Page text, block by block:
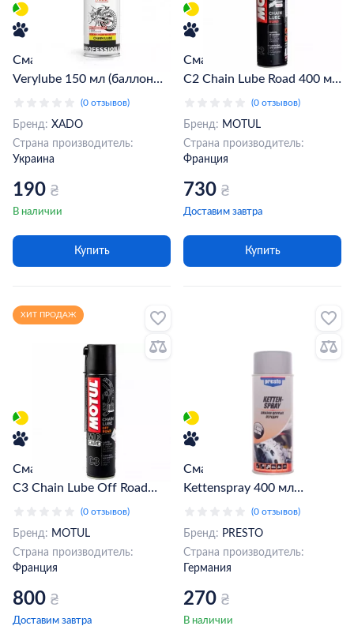
Смазка для цепей XADO
Verylube 150 мл (баллон
210 мл) (XB40343)
(0 отзывов)
Бренд: XADO
Страна производитель:
Украина
190 ₴
В наличии
Купить
Смазка для цепей MOTUL
C2 Chain Lube Road 400 мл
(102981) (815416)
(0 отзывов)
Бренд: MOTUL
Страна производитель:
Франция
730 ₴
Доставим завтра
Купить
ХИТ ПРОДАЖ
Смазка для цепей MOTUL
C3 Chain Lube Off Road
400 мл (102982)(815516)
(0 отзывов)
Бренд: MOTUL
Страна производитель:
Франция
800 ₴
Доставим завтра
Смазка для цепей Presto
Kettenspray 400 мл
(0 отзывов)
Бренд: PRESTO
Страна производитель:
Германия
270 ₴
В наличии